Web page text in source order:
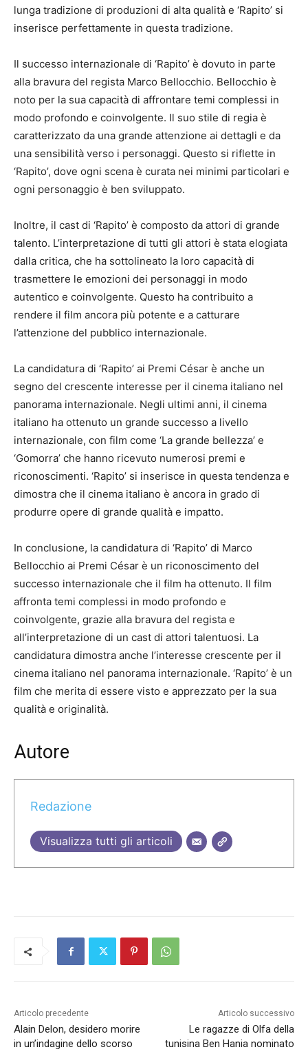
lunga tradizione di produzioni di alta qualità e ‘Rapito’ si
inserisce perfettamente in questa tradizione.
Il successo internazionale di ‘Rapito’ è dovuto in parte
alla bravura del regista Marco Bellocchio. Bellocchio è
noto per la sua capacità di affrontare temi complessi in
modo profondo e coinvolgente. Il suo stile di regia è
caratterizzato da una grande attenzione ai dettagli e da
una sensibilità verso i personaggi. Questo si riflette in
‘Rapito’, dove ogni scena è curata nei minimi particolari e
ogni personaggio è ben sviluppato.
Inoltre, il cast di ‘Rapito’ è composto da attori di grande
talento. L’interpretazione di tutti gli attori è stata elogiata
dalla critica, che ha sottolineato la loro capacità di
trasmettere le emozioni dei personaggi in modo
autentico e coinvolgente. Questo ha contribuito a
rendere il film ancora più potente e a catturare
l’attenzione del pubblico internazionale.
La candidatura di ‘Rapito’ ai Premi César è anche un
segno del crescente interesse per il cinema italiano nel
panorama internazionale. Negli ultimi anni, il cinema
italiano ha ottenuto un grande successo a livello
internazionale, con film come ‘La grande bellezza’ e
‘Gomorra’ che hanno ricevuto numerosi premi e
riconoscimenti. ‘Rapito’ si inserisce in questa tendenza e
dimostra che il cinema italiano è ancora in grado di
produrre opere di grande qualità e impatto.
In conclusione, la candidatura di ‘Rapito’ di Marco
Bellocchio ai Premi César è un riconoscimento del
successo internazionale che il film ha ottenuto. Il film
affronta temi complessi in modo profondo e
coinvolgente, grazie alla bravura del regista e
all’interpretazione di un cast di attori talentuosi. La
candidatura dimostra anche l’interesse crescente per il
cinema italiano nel panorama internazionale. ‘Rapito’ è un
film che merita di essere visto e apprezzato per la sua
qualità e originalità.
Autore
Redazione
Visualizza tutti gli articoli
Articolo precedente
Alain Delon, desidero morire
in un’indagine dello scorso
Articolo successivo
Le ragazze di Olfa della
tunisina Ben Hania nominato